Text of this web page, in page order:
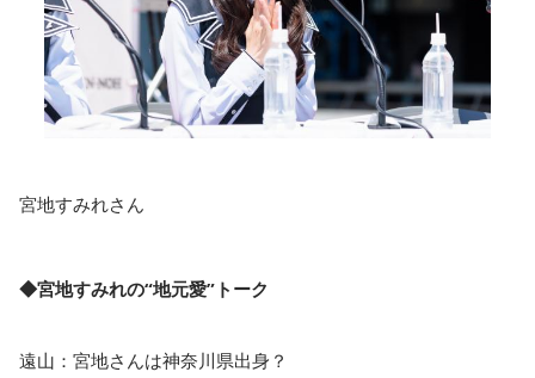
宮地すみれさん
◆宮地すみれの“地元愛”トーク
遠山：宮地さんは神奈川県出身？